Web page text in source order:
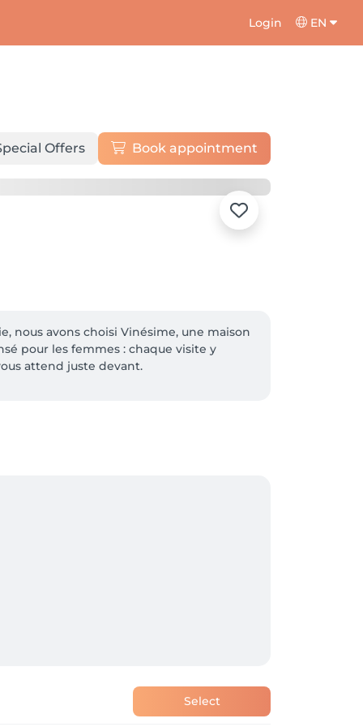
Login EN
Offers Book appointment
nous avons choisi Vinésime, une maison
pour les femmes : chaque visite y
attend juste devant.
Select